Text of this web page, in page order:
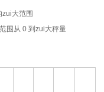
zui大范围
围从 0到zui大秤量